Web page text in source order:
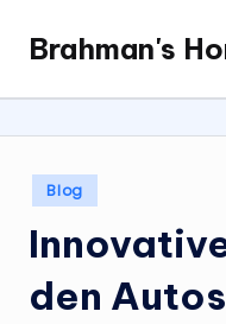
content
Brahman's
Spiritual
and
it
all
Posted
in
Blog
den